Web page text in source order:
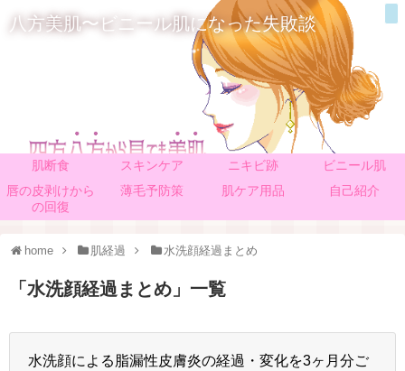
八方美肌〜ビニール肌になった失敗談
肌断食 スキンケア ニキビ跡
ビニール肌
唇の皮剥けから
の回復
薄毛予防策 肌ケア用品 自己紹介
home 肌経過 水洗顔経過まとめ
「 水洗顔経過まとめ 」 一覧
水洗顔による脂漏性皮膚炎の経過・変化を3ヶ月分ご